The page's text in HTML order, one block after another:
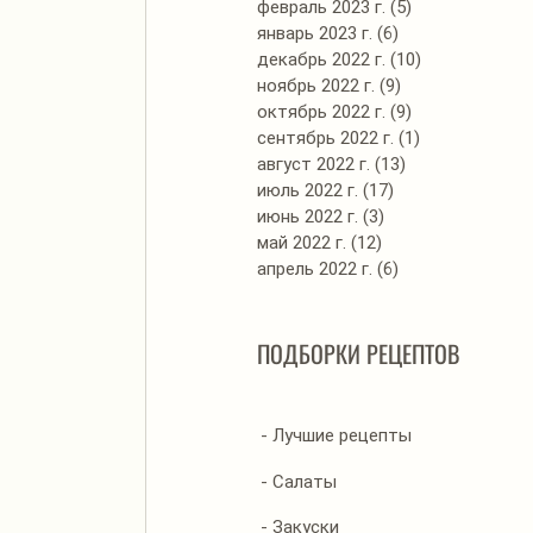
февраль 2023 г. (5)
январь 2023 г. (6)
декабрь 2022 г. (10)
ноябрь 2022 г. (9)
октябрь 2022 г. (9)
сентябрь 2022 г. (1)
август 2022 г. (13)
июль 2022 г. (17)
июнь 2022 г. (3)
май 2022 г. (12)
апрель 2022 г. (6)
ПОДБОРКИ РЕЦЕПТОВ
- Лучшие рецепты
- Салаты
- Закуски